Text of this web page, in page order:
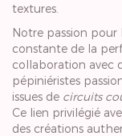
textures.
Notre passion
constante de la
collaboration avec
pépiniéristes
issues de circuits
Ce lien privilégié
des créations